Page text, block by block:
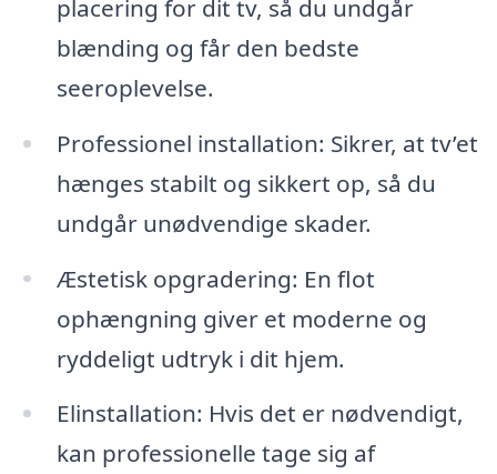
placering for dit tv, så du undgår
blænding og får den bedste
seeroplevelse.
Professionel installation: Sikrer, at tv’et
hænges stabilt og sikkert op, så du
undgår unødvendige skader.
Æstetisk opgradering: En flot
ophængning giver et moderne og
ryddeligt udtryk i dit hjem.
Elinstallation: Hvis det er nødvendigt,
kan professionelle tage sig af